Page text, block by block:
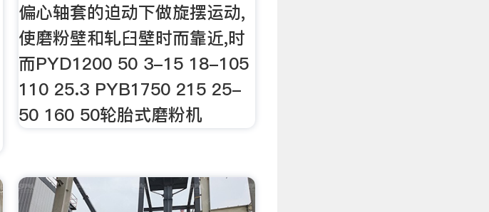
偏心轴套的迫动下做旋摆运动,
使磨粉壁和轧臼壁时而靠近,时
而PYD1200 50 3-15 18-105
110 25.3 PYB1750 215 25-
50 160 50轮胎式磨粉机